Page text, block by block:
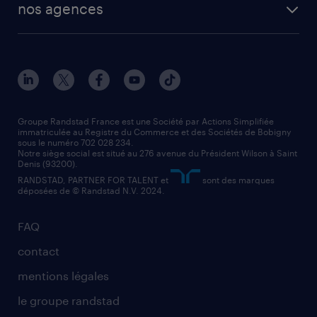
manutentionnaire
assistant administratif
comptable
solutions opérationnelles
contact entreprise
faq intérim / recrutement
nos agences
nos agences par ville
nos agences par région
nos cabinets de recrutement
FAQ
contact
mentions légales
le groupe randstad
Groupe Randstad France est une Société par Actions Simplifiée
immatriculée au Registre du Commerce et des Sociétés de Bobigny
sous le numéro 702 028 234.
Notre siège social est situé au 276 avenue du Président Wilson à Saint
Denis (93200).
RANDSTAD, PARTNER FOR TALENT et
sont des marques
déposées de © Randstad N.V. 2024.